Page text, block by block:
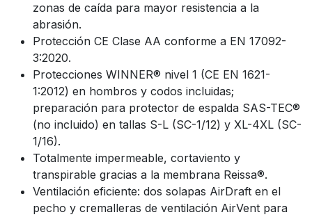
zonas de caída para mayor resistencia a la
abrasión.
Protección CE Clase AA conforme a EN 17092-
3:2020.
Protecciones WINNER® nivel 1 (CE EN 1621-
1:2012) en hombros y codos incluidas;
preparación para protector de espalda SAS-TEC®
(no incluido) en tallas S-L (SC-1/12) y XL-4XL (SC-
1/16).
Totalmente impermeable, cortaviento y
transpirable gracias a la membrana Reissa®.
Ventilación eficiente: dos solapas AirDraft en el
pecho y cremalleras de ventilación AirVent para